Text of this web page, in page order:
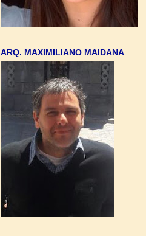
ARQ. MAXIMILIANO MAIDANA